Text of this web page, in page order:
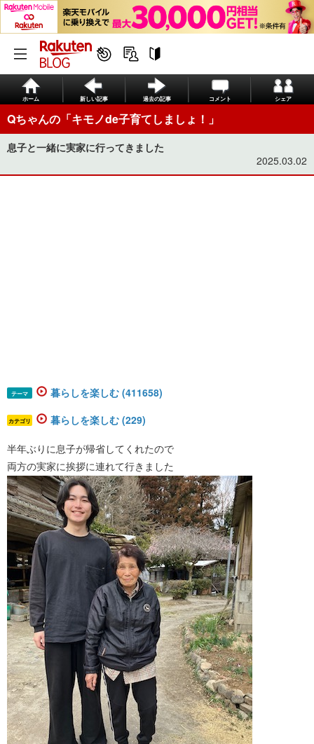
ホーム 新しい記事 過去の記事 コメント シェア
Qちゃんの「キモノde子育てしましょ！」
息子と一緒に実家に行ってきました
2025.03.02
テーマ 暮らしを楽しむ (411658)
カテゴリ 暮らしを楽しむ (229)
半年ぶりに息子が帰省してくれたので
両方の実家に挨拶に連れて行きました